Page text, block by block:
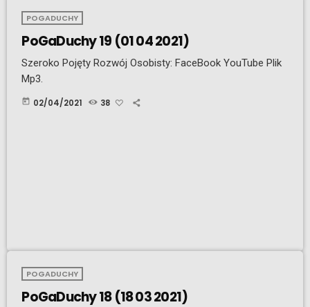
POGADUCHY
PoGaDuchy 19 (01 04 2021)
Szeroko Pojęty Rozwój Osobisty: FaceBook YouTube Plik
Mp3.
today 02/04/2021 38
POGADUCHY
PoGaDuchy 18 (18 03 2021)